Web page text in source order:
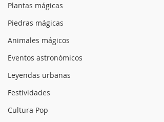
Plantas mágicas
Piedras mágicas
Animales mágicos
Eventos astronómicos
Leyendas urbanas
Festividades
Cultura Pop